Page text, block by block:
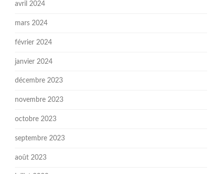
avril 2024
mars 2024
février 2024
janvier 2024
décembre 2023
novembre 2023
octobre 2023
septembre 2023
août 2023